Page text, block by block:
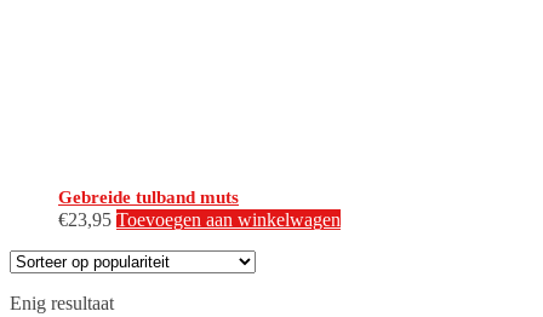
Gebreide tulband muts
€23,95 Toevoegen aan winkelwagen
Enig resultaat